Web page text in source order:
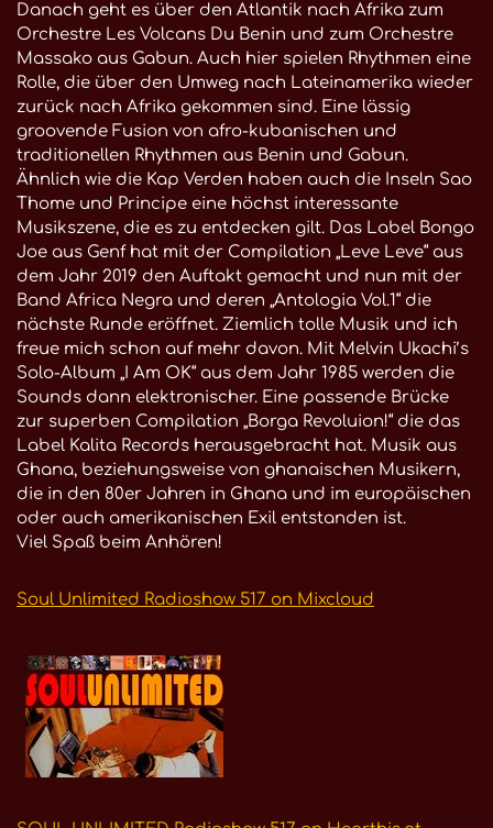
Danach geht es über den Atlantik nach Afrika zum
Orchestre Les Volcans Du Benin und zum Orchestre
Massako aus Gabun. Auch hier spielen Rhythmen eine
Rolle, die über den Umweg nach Lateinamerika wieder
zurück nach Afrika gekommen sind. Eine lässig
groovende Fusion von afro-kubanischen und
traditionellen Rhythmen aus Benin und Gabun.
Ähnlich wie die Kap Verden haben auch die Inseln Sao
Thome und Principe eine höchst interessante
Musikszene, die es zu entdecken gilt. Das Label Bongo
Joe aus Genf hat mit der Compilation „Leve Leve“ aus
dem Jahr 2019 den Auftakt gemacht und nun mit der
Band Africa Negra und deren „Antologia Vol.1“ die
nächste Runde eröffnet. Ziemlich tolle Musik und ich
freue mich schon auf mehr davon. Mit Melvin Ukachi’s
Solo-Album „I Am OK“ aus dem Jahr 1985 werden die
Sounds dann elektronischer. Eine passende Brücke
zur superben Compilation „Borga Revoluion!“ die das
Label Kalita Records herausgebracht hat. Musik aus
Ghana, beziehungsweise von ghanaischen Musikern,
die in den 80er Jahren in Ghana und im europäischen
oder auch amerikanischen Exil entstanden ist.
Viel Spaß beim Anhören!
Soul Unlimited Radioshow 517 on Mixcloud